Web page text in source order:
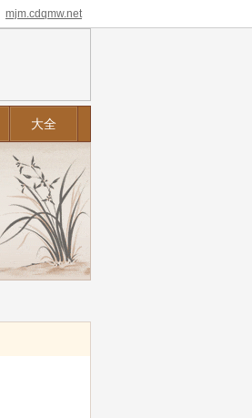
mjm.cdqmw.net
大全